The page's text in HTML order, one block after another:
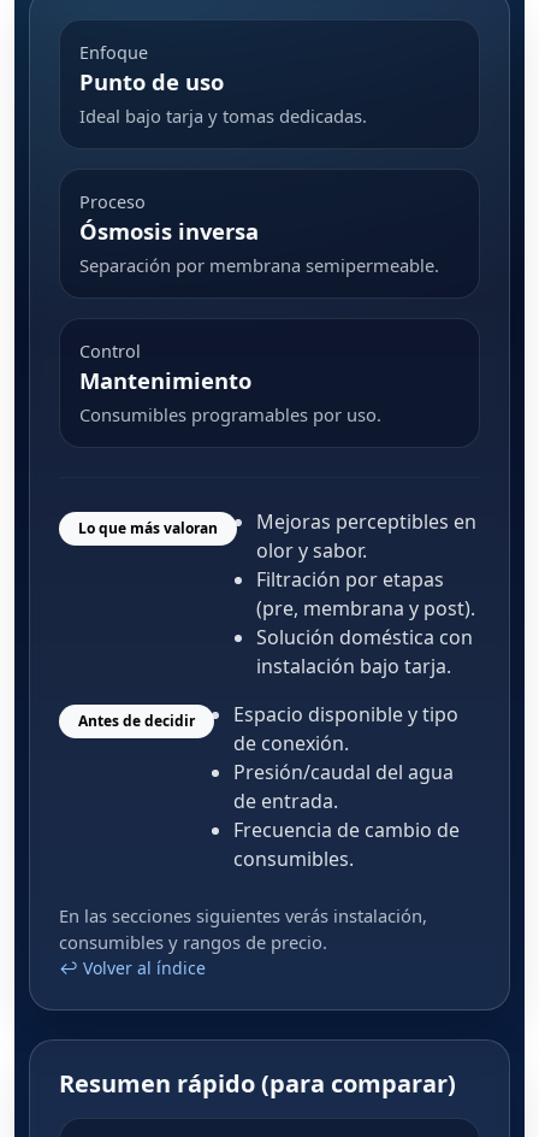
Enfoque
Punto de uso
Ideal bajo tarja y tomas dedicadas.
Proceso
Ósmosis inversa
Separación por membrana semipermeable.
Control
Mantenimiento
Consumibles programables por uso.
Lo que más valoran
Mejoras perceptibles en
olor y sabor.
Filtración por etapas
(pre, membrana y post).
Solución doméstica con
instalación bajo tarja.
Antes de decidir
Espacio disponible y tipo
de conexión.
Presión/caudal del agua
de entrada.
Frecuencia de cambio de
consumibles.
En las secciones siguientes verás instalación,
consumibles y rangos de precio.
↩ Volver al índice
Resumen rápido (para comparar)